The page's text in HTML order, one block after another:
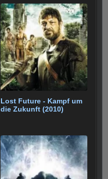
Lost Future - Kampf um
die Zukunft (2010)